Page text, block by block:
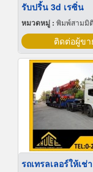
รับปริ้น 3d เรซิ่น
หมวดหมู่ : พิมพ์สามมิติ
ติดต่อผู้ขา
รถเทรลเลอร์ให้เช่า